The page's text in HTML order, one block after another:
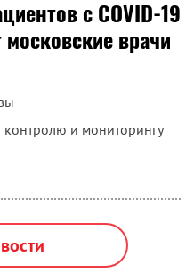
с COVID-19
врачи
и мониторингу